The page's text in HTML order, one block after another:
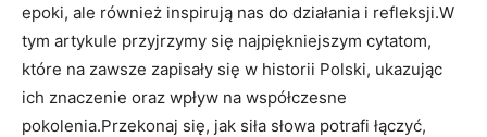
epoki, ale‍ również ​inspirują nas do działania i refleksji.W
tym artykule przyjrzymy się najpiękniejszym cytatom,
które na zawsze zapisały się w historii Polski, ukazując
ich znaczenie oraz wpływ na współczesne
pokolenia.Przekonaj się, jak siła słowa potrafi łączyć,